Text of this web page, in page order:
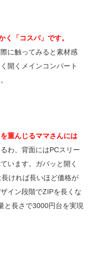
く「コスパ」です。
に触ってみると素材感
開くメインコンパート
重んじるママさんには
わ、背面にはPCスリー
います。ガバッと開く
ければ長いほど価格が
イン段階でZIPを長くな
と長さで3000円台を実現